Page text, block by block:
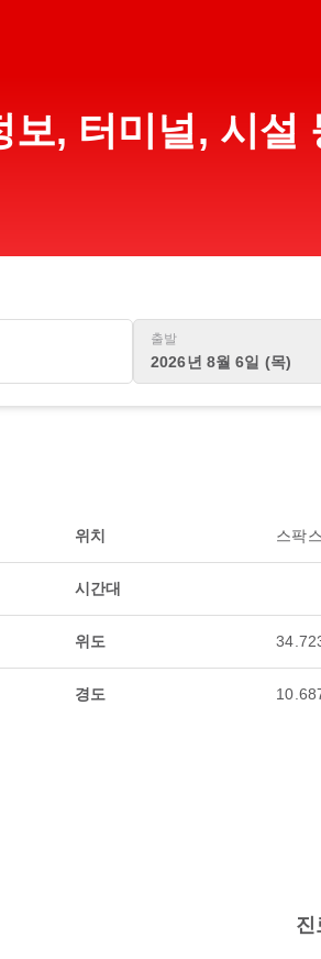
, 터미널, 시설
출발
2026년 8월 6일 (목)
위치 스팍
시간대
위도
경도
진